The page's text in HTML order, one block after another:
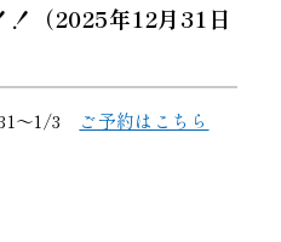
（2025年12月31日
～1/3 ご予約はこちら